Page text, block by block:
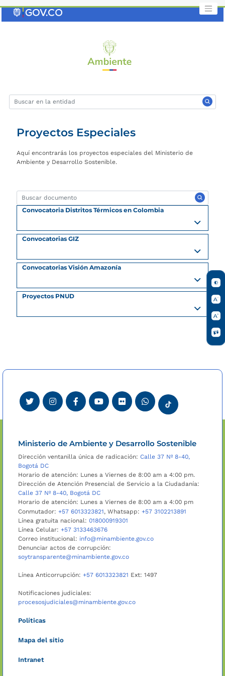
Proyectos Especiales
Aquí encontrarás los proyectos especiales del Ministerio de
Ambiente y Desarrollo Sostenible.
Convocatoria Distritos Térmicos en Colombia
Convocatorias GIZ
Convocatorias Visión Amazonía
Proyectos PNUD
Ministerio de Ambiente y Desarrollo Sostenible
Dirección ventanilla única de radicación: Calle 37 Nº 8-40,
Bogotá DC
Horario de atención: Lunes a Viernes de 8:00 am a 4:00 pm.
Dirección de Atención Presencial de Servicio a la Ciudadanía:
Calle 37 Nº 8-40, Bogotá DC
Horario de atención: Lunes a Viernes de 8:00 am a 4:00 pm
Conmutador: +57 6013323821, Whatsapp: +57 3102213891
Línea gratuita nacional: 018000919301
Línea Celular: +57 3133463676
Correo institucional: info@minambiente.gov.co
Denunciar actos de corrupción:
soytransparente@minambiente.gov.co
Línea Anticorrupción: +57 6013323821 Ext: 1497
Notificaciones judiciales:
procesosjudiciales@minambiente.gov.co
Políticas
Mapa del sitio
Intranet